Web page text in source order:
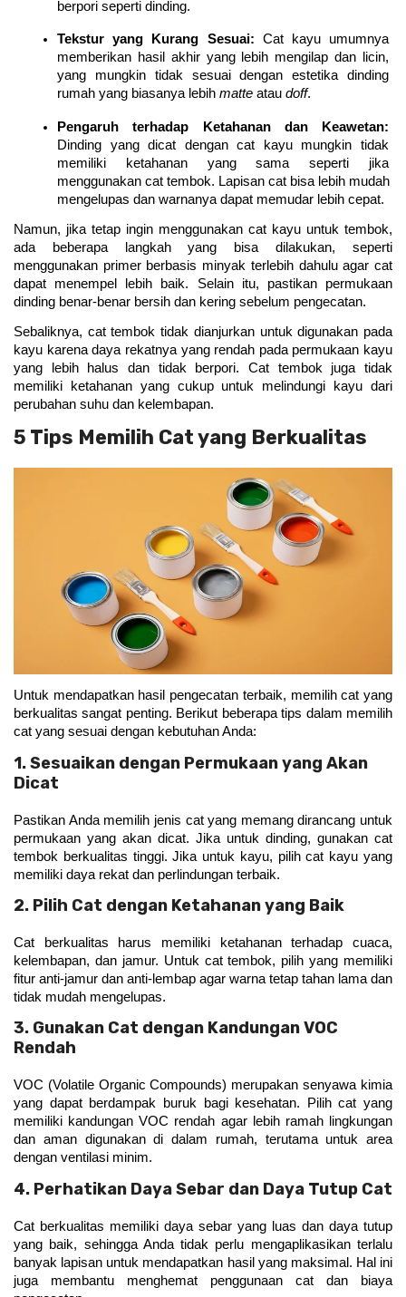
berpori seperti dinding.
Tekstur yang Kurang Sesuai: Cat kayu umumnya
memberikan hasil akhir yang lebih mengilap dan licin,
yang mungkin tidak sesuai dengan estetika dinding
rumah yang biasanya lebih matte atau doff.
Dinding yang dicat dengan cat kayu mungkin tidak
memiliki ketahanan yang sama seperti jika
menggunakan cat tembok. Lapisan cat bisa lebih mudah
mengelupas dan warnanya dapat memudar lebih cepat.
Namun, jika tetap ingin menggunakan cat kayu untuk tembok,
ada beberapa langkah yang bisa dilakukan, seperti
menggunakan primer berbasis minyak terlebih dahulu agar cat
dapat menempel lebih baik. Selain itu, pastikan permukaan
dinding benar-benar bersih dan kering sebelum pengecatan.
Sebaliknya, cat tembok tidak dianjurkan untuk digunakan pada
kayu karena daya rekatnya yang rendah pada permukaan kayu
yang lebih halus dan tidak berpori. Cat tembok juga tidak
memiliki ketahanan yang cukup untuk melindungi kayu dari
perubahan suhu dan kelembapan.
5 Tips Memilih Cat yang Berkualitas
Untuk mendapatkan hasil pengecatan terbaik, memilih cat yang
berkualitas sangat penting. Berikut beberapa tips dalam memilih
cat yang sesuai dengan kebutuhan Anda:
1. Sesuaikan dengan Permukaan yang Akan
Dicat
Pastikan Anda memilih jenis cat yang memang dirancang untuk
permukaan yang akan dicat. Jika untuk dinding, gunakan cat
tembok berkualitas tinggi. Jika untuk kayu, pilih cat kayu yang
memiliki daya rekat dan perlindungan terbaik.
2. Pilih Cat dengan Ketahanan yang Baik
Cat berkualitas harus memiliki ketahanan terhadap cuaca,
kelembapan, dan jamur. Untuk cat tembok, pilih yang memiliki
fitur anti-jamur dan anti-lembap agar warna tetap tahan lama dan
tidak mudah mengelupas.
3. Gunakan Cat dengan Kandungan VOC
Rendah
VOC (Volatile Organic Compounds) merupakan senyawa kimia
yang dapat berdampak buruk bagi kesehatan. Pilih cat yang
memiliki kandungan VOC rendah agar lebih ramah lingkungan
dan aman digunakan di dalam rumah, terutama untuk area
dengan ventilasi minim.
4. Perhatikan Daya Sebar dan Daya Tutup Cat
Cat berkualitas memiliki daya sebar yang luas dan daya tutup
yang baik, sehingga Anda tidak perlu mengaplikasikan terlalu
banyak lapisan untuk mendapatkan hasil yang maksimal. Hal ini
juga membantu menghemat penggunaan cat dan biaya